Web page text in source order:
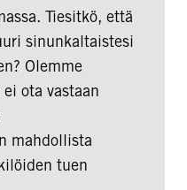
Tiesitkö, että
sinunkaltaistesi
Olemme
ota vastaan
mahdollista
tuen